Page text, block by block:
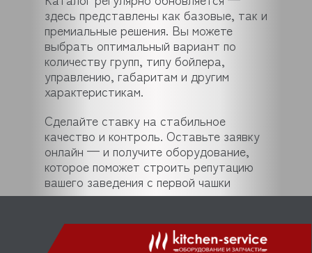
здесь представлены как базовые, так и
премиальные решения. Вы можете
выбрать оптимальный вариант по
количеству групп, типу бойлера,
управлению, габаритам и другим
характеристикам.
Сделайте ставку на стабильное
качество и контроль. Оставьте заявку
онлайн — и получите оборудование,
которое поможет строить репутацию
вашего заведения с первой чашки